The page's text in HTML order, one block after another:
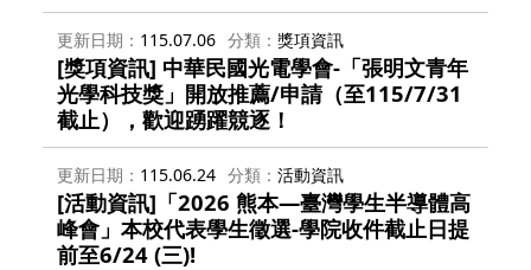
更新日期 115.07.06 分類 獎項資訊
[獎項資訊] 中華民國光電學會-「張明文青年
光學科技獎」開放推薦/申請（至115/7/31
截止），歡迎踴躍競逐！
更新日期 115.06.24 分類 活動資訊
[活動資訊]「2026 熊本—臺灣學生半導體高
峰會」本校代表學生徵選-學院收件截止日提
前至6/24 (三)!